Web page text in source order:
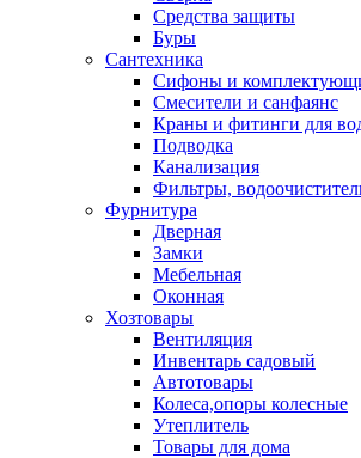
Средства защиты
Буры
Сантехника
Сифоны и
Смесители и санфаянс
Краны и фитинги для
Подводка
Канализация
Фильтры,
Фурнитура
Дверная
Замки
Мебельная
Оконная
Хозтовары
Вентиляция
Инвентарь садовый
Автотовары
Колеса,опоры колесные
Утеплитель
Товары для дома